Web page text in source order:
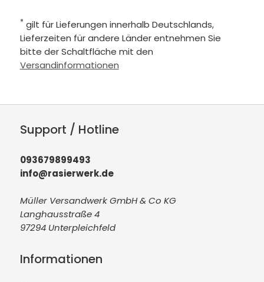
* gilt für Lieferungen innerhalb Deutschlands,
Lieferzeiten für andere Länder entnehmen Sie
bitte der Schaltfläche mit den
Versandinformationen
Support / Hotline
093679899493
info@rasierwerk.de
Müller Versandwerk GmbH & Co KG
Langhausstraße 4
97294 Unterpleichfeld
Informationen